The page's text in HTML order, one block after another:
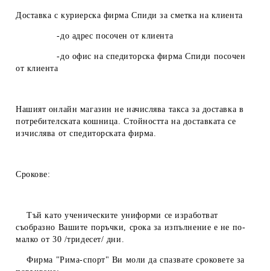
Доставка с куриерска фирма Спиди за сметка на клиента
-до адрес посочен от клиента
-до офис на спедиторска фирма Спиди посочен
от клиента
Нашият онлайн магазин не начислява такса за доставка в
потребителската кошница. Стойността на доставката се
изчислява от спедиторската фирма.
Срокове:
Тъй като ученическите униформи се изработват
съобразно Вашите поръчки, срока за изпълнение е не по-
малко от 30 /тридесет/ дни.
Фирма "Рима-спорт" Ви моли да спазвате сроковете за